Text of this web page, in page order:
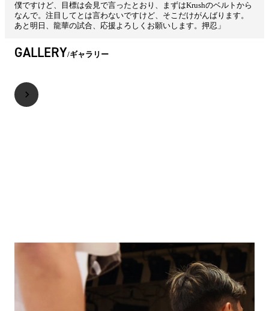
僕ですけど、目標は会見で言ったとおり、まずはKrushのベルトから
なんで。注目してとは言わないですけど、そこだけがんばります。
あと明日、龍華の試合、応援よろしくお願いします。押忍」
GALLERY ギャラリー